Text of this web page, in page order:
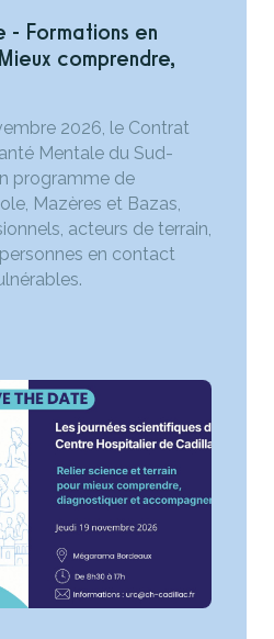
- Formations en
comprendre,
2026, le Contrat
Mentale du Sud-
programme de
Mazères et Bazas,
acteurs de terrain,
en contact